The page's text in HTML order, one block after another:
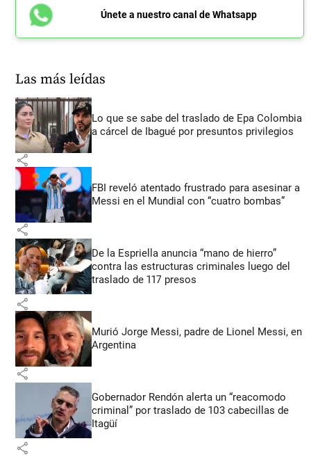
Únete a nuestro canal de Whatsapp
Las más leídas
Lo que se sabe del traslado de Epa Colombia
a cárcel de Ibagué por presuntos privilegios
share
FBI reveló atentado frustrado para asesinar a
Messi en el Mundial con “cuatro bombas”
share
De la Espriella anuncia “mano de hierro”
contra las estructuras criminales luego del
traslado de 117 presos
share
Murió Jorge Messi, padre de Lionel Messi, en
Argentina
share
Gobernador Rendón alerta un “reacomodo
criminal” por traslado de 103 cabecillas de
Itagüí
share